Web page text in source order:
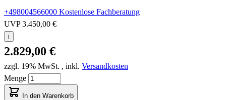
+498004566000 Kostenlose Fachberatung
UVP3.450,00 €
i
2.829,00 €
zzgl. 19% MwSt. , inkl. Versandkosten
Menge
In den Warenkorb